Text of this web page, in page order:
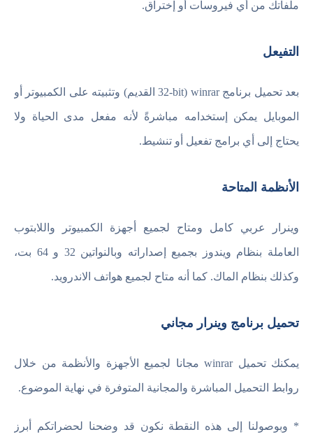
ملفاتك من أي فيروسات أو إختراق.
التفيعل
بعد تحميل برنامج winrar (32-bit القديم) وتثبيته على الكمبيوتر أو
الموبايل يمكن إستخدامه مباشرةً لأنه مفعل مدى الحياة ولا
يحتاج إلى أي برامج تفعيل أو تنشيط.
الأنظمة المتاحة
وينرار عربي كامل ومتاح لجميع أجهزة الكمبيوتر واللابتوب
العاملة بنظام ويندوز بجميع إصداراته وبالنواتين 32 و 64 بت،
وكذلك بنظام الماك. كما أنه متاح لجميع هواتف الاندرويد.
تحميل برنامج وينرار مجاني
يمكنك تحميل winrar مجانا لجميع الأجهزة والأنظمة من خلال
روابط التحميل المباشرة والمجانية المتوفرة في نهاية الموضوع.
* وبوصولنا إلى هذه النقطة نكون قد وضحنا لحضراتكم أبرز